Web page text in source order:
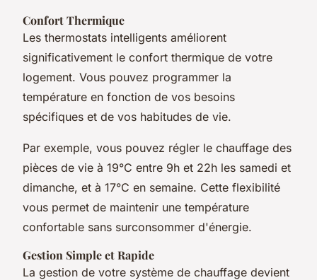
Confort Thermique
Les thermostats intelligents améliorent
significativement le confort thermique de votre
logement. Vous pouvez programmer la
température en fonction de vos besoins
spécifiques et de vos habitudes de vie.
Par exemple, vous pouvez régler le chauffage des
pièces de vie à 19°C entre 9h et 22h les samedi et
dimanche, et à 17°C en semaine. Cette flexibilité
vous permet de maintenir une température
confortable sans surconsommer d'énergie.
Gestion Simple et Rapide
La gestion de votre système de chauffage devient